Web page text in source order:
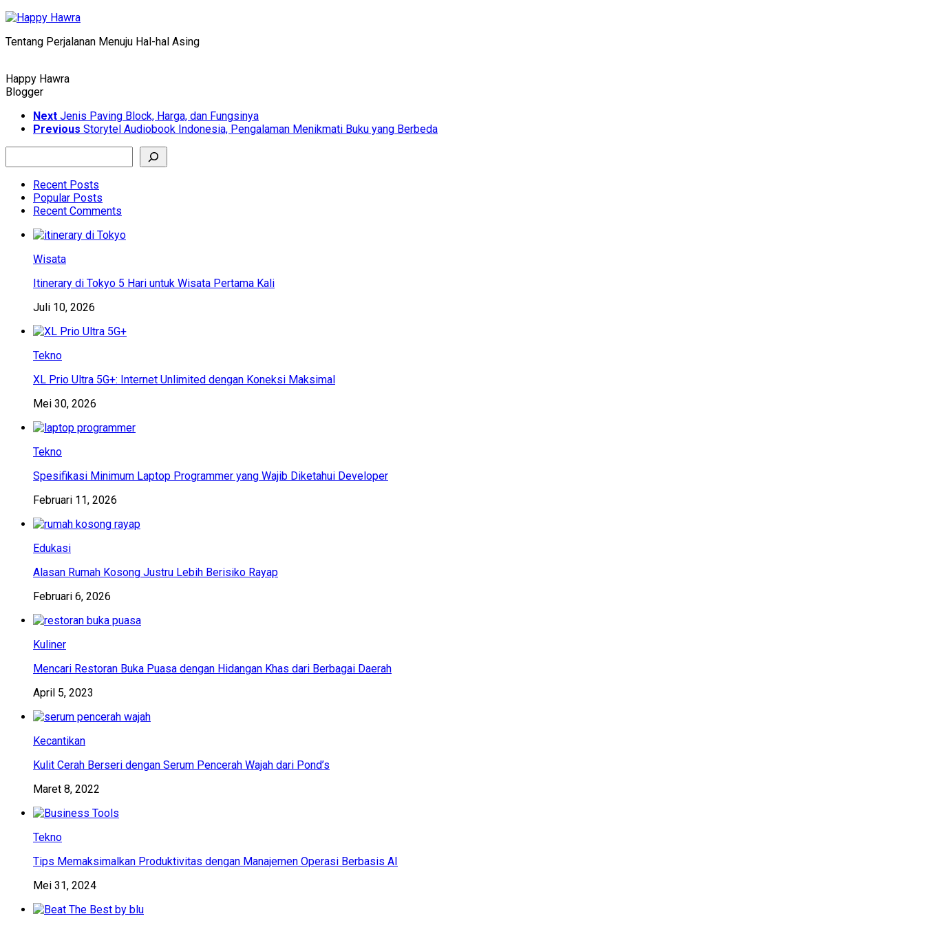
Skip
content
Tentang Perjalanan Menuju Hal-hal Asing
Happy Hawra
Blogger
Next Jenis Paving Block, Harga, dan Fungsinya
Previous Storytel Audiobook Indonesia, Pengalaman Menikmati Buku yang Berbeda
Recent Posts
Popular Posts
Recent Comments
Wisata
Itinerary di Tokyo 5 Hari untuk Wisata Pertama Kali
Juli 10, 2026
Tekno
XL Prio Ultra 5G+: Internet Unlimited dengan Koneksi Maksimal
Mei 30, 2026
Tekno
Spesifikasi Minimum Laptop Programmer yang Wajib Diketahui Developer
Februari 11, 2026
Edukasi
Alasan Rumah Kosong Justru Lebih Berisiko Rayap
Februari 6, 2026
Kuliner
Mencari Restoran Buka Puasa dengan Hidangan Khas dari Berbagai Daerah
April 5, 2023
Kecantikan
Kulit Cerah Berseri dengan Serum Pencerah Wajah dari Pond’s
Maret 8, 2022
Tekno
Tips Memaksimalkan Produktivitas dengan Manajemen Operasi Berbasis AI
Mei 31, 2024